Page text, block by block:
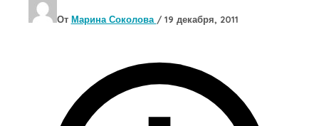
От Марина Соколова / 19 декабря, 2011